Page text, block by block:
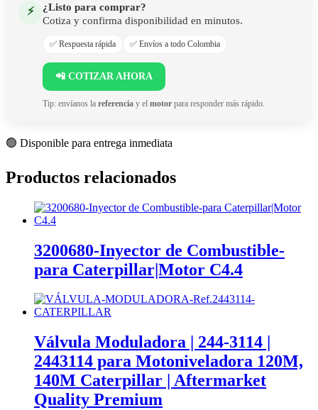
⚡
¿Listo para comprar?
Cotiza y confirma disponibilidad en minutos.
✅ Respuesta rápida ✅ Envíos a todo Colombia
📲 COTIZAR AHORA
Tip: envíanos la referencia y el motor para responder más rápido.
🟢 Disponible para entrega inmediata
Productos relacionados
3200680-Inyector de Combustible-
para Caterpillar|Motor C4.4
Válvula Moduladora | 244-3114 |
2443114 para Motoniveladora 120M,
140M Caterpillar | Aftermarket
Quality Premium